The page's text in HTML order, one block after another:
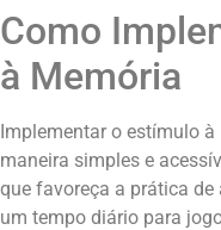
Como
à Memória
Implementar o estímulo
maneira simples e
que favoreça a prática
um tempo diário para